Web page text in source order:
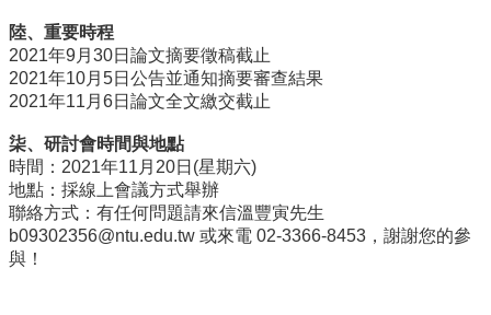
聯
絡
資
最
新
消
息
陸、重要時程
2021年9月30日論文摘要徵稿截止
2021年10月5日公告並通知摘要審查結果
2021年11月6日論文全文繳交截止
柒、研討會時間與地點
時間：2021年11月20日(星期六)
地點：採線上會議方式舉辦
聯絡方式：有任何問題請來信溫豐寅先生
b09302356@ntu.edu.tw 或來電 02-3366-8453，謝謝您的參
與！